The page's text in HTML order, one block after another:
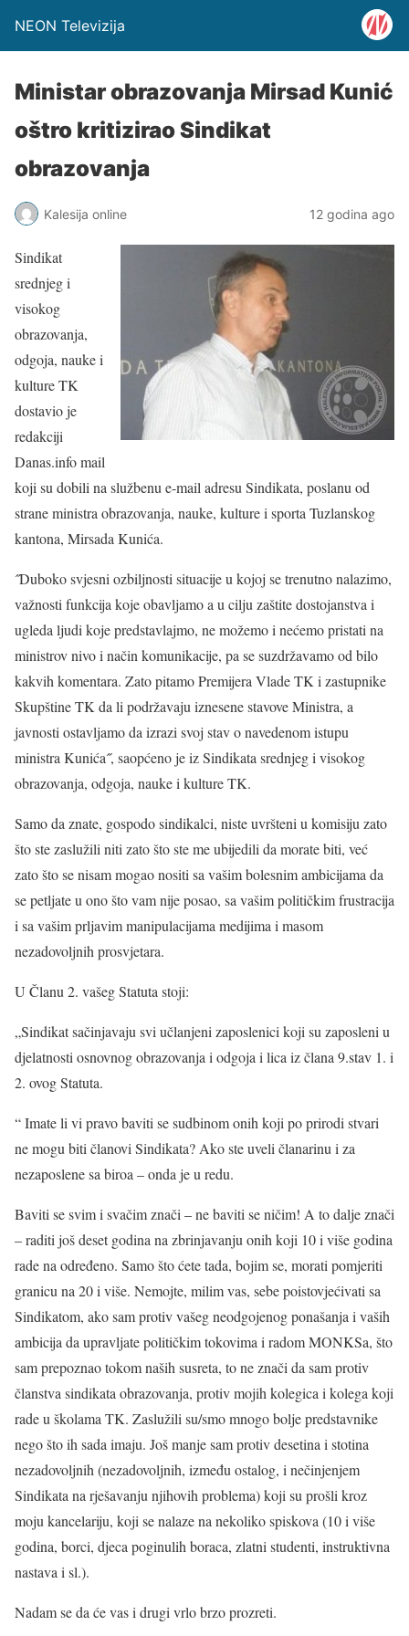
NEON Televizija
Ministar obrazovanja Mirsad Kunić
oštro kritizirao Sindikat
obrazovanja
Kalesija online 12 godina ago
Sindikat
srednjeg i
visokog
obrazovanja,
odgoja, nauke i
kulture TK
dostavio je
redakciji
Danas.info mail
koji su dobili na službenu e-mail adresu Sindikata, poslanu od
strane ministra obrazovanja, nauke, kulture i sporta Tuzlanskog
kantona, Mirsada Kunića.
˝Duboko svjesni ozbiljnosti situacije u kojoj se trenutno nalazimo,
važnosti funkcija koje obavljamo a u cilju zaštite dostojanstva i
ugleda ljudi koje predstavlajmo, ne možemo i nećemo pristati na
ministrov nivo i način komunikacije, pa se suzdržavamo od bilo
kakvih komentara. Zato pitamo Premijera Vlade TK i zastupnike
Skupštine TK da li podržavaju iznesene stavove Ministra, a
javnosti ostavljamo da izrazi svoj stav o navedenom istupu
ministra Kunića˝, saopćeno je iz Sindikata srednjeg i visokog
obrazovanja, odgoja, nauke i kulture TK.
Samo da znate, gospodo sindikalci, niste uvršteni u komisiju zato
što ste zaslužili niti zato što ste me ubijedili da morate biti, već
zato što se nisam mogao nositi sa vašim bolesnim ambicijama da
se petljate u ono što vam nije posao, sa vašim političkim frustracija
i sa vašim prljavim manipulacijama medijima i masom
nezadovoljnih prosvjetara.
U Članu 2. vašeg Statuta stoji:
„Sindikat sačinjavaju svi učlanjeni zaposlenici koji su zaposleni u
djelatnosti osnovnog obrazovanja i odgoja i lica iz člana 9.stav 1. i
2. ovog Statuta.
“ Imate li vi pravo baviti se sudbinom onih koji po prirodi stvari
ne mogu biti članovi Sindikata? Ako ste uveli članarinu i za
nezaposlene sa biroa – onda je u redu.
Baviti se svim i svačim znači – ne baviti se ničim! A to dalje znači
– raditi još deset godina na zbrinjavanju onih koji 10 i više godina
rade na određeno. Samo što ćete tada, bojim se, morati pomjeriti
granicu na 20 i više. Nemojte, milim vas, sebe poistovjećivati sa
Sindikatom, ako sam protiv vašeg neodgojenog ponašanja i vaših
ambicija da upravljate političkim tokovima i radom MONKSa, što
sam prepoznao tokom naših susreta, to ne znači da sam protiv
članstva sindikata obrazovanja, protiv mojih kolegica i kolega koji
rade u školama TK. Zaslužili su/smo mnogo bolje predstavnike
nego što ih sada imaju. Još manje sam protiv desetina i stotina
nezadovoljnih (nezadovoljnih, između ostalog, i nečinjenjem
Sindikata na rješavanju njihovih problema) koji su prošli kroz
moju kancelariju, koji se nalaze na nekoliko spiskova (10 i više
godina, borci, djeca poginulih boraca, zlatni studenti, instruktivna
nastava i sl.).
Nadam se da će vas i drugi vrlo brzo prozreti.